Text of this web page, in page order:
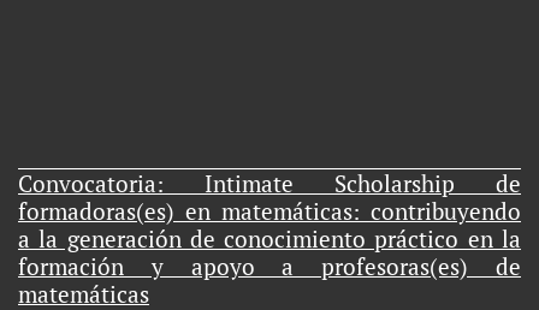
Convocatoria: Intimate Scholarship de
formadoras(es) en matemáticas: contribuyendo
a la generación de conocimiento práctico en la
formación y apoyo a profesoras(es) de
matemáticas